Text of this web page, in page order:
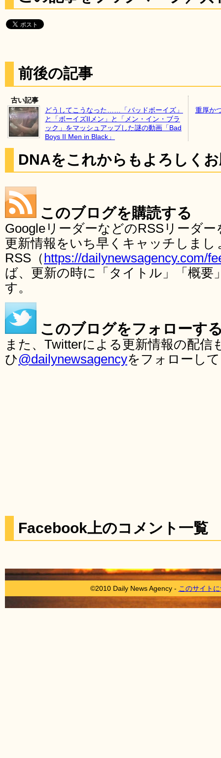
前後の記事
古い記事
どうしてこうなった……「バッドボーイズ」
と「ボーイズIIメン」と「メン・イン・ブラ
ック」をマッシュアップした謎の動画「Bad
Boys II Men in Black」
重厚か
DNAをこれからもよろしく
このブログを購読する
GoogleリーダーなどのRSSリーダ
更新情報をいち早くキャッチしま
RSS（ https://dailynewsagency.com/
ば、更新の時に「タイトル」「概要
す。
このブログをフォローす
また、Twitterによる更新情報の配
ひ@dailynewsagencyをフォローし
Facebook上のコメント一覧
©2010 Daily News Agency - このサイト